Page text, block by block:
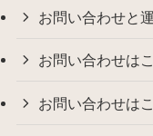
お問い合わせと
お問い合わせは
お問い合わせは